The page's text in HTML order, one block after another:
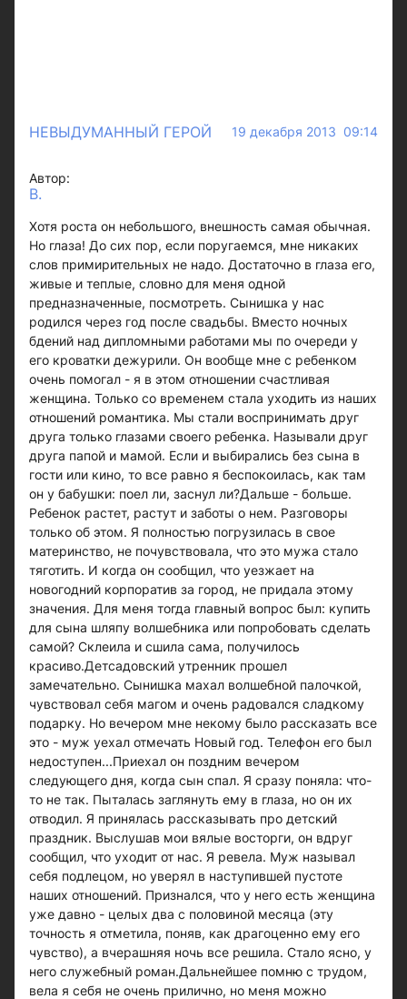
НЕВЫДУМАННЫЙ ГЕРОЙ 19 декабря 2013 09:14
Автор:
В.
Хотя роста он небольшого, внешность самая обычная.
Но глаза! До сих пор, если поругаемся, мне никаких
слов примирительных не надо. Достаточно в глаза его,
живые и теплые, словно для меня одной
предназначенные, посмотреть. Сынишка у нас
родился через год после свадьбы. Вместо ночных
бдений над дипломными работами мы по очереди у
его кроватки дежурили. Он вообще мне с ребенком
очень помогал - я в этом отношении счастливая
женщина. Только со временем стала уходить из наших
отношений романтика. Мы стали воспринимать друг
друга только глазами своего ребенка. Называли друг
друга папой и мамой. Если и выбирались без сына в
гости или кино, то все равно я беспокоилась, как там
он у бабушки: поел ли, заснул ли?Дальше - больше.
Ребенок растет, растут и заботы о нем. Разговоры
только об этом. Я полностью погрузилась в свое
материнство, не почувствовала, что это мужа стало
тяготить. И когда он сообщил, что уезжает на
новогодний корпоратив за город, не придала этому
значения. Для меня тогда главный вопрос был: купить
для сына шляпу волшебника или попробовать сделать
самой? Склеила и сшила сама, получилось
красиво.Детсадовский утренник прошел
замечательно. Сынишка махал волшебной палочкой,
чувствовал себя магом и очень радовался сладкому
подарку. Но вечером мне некому было рассказать все
это - муж уехал отмечать Новый год. Телефон его был
недоступен...Приехал он поздним вечером
следующего дня, когда сын спал. Я сразу поняла: что-
то не так. Пыталась заглянуть ему в глаза, но он их
отводил. Я принялась рассказывать про детский
праздник. Выслушав мои вялые восторги, он вдруг
сообщил, что уходит от нас. Я ревела. Муж называл
себя подлецом, но уверял в наступившей пустоте
наших отношений. Признался, что у него есть женщина
уже давно - целых два с половиной месяца (эту
точность я отметила, поняв, как драгоценно ему его
чувство), а вчерашняя ночь все решила. Стало ясно, у
него служебный роман.Дальнейшее помню с трудом,
вела я себя не очень прилично, но меня можно